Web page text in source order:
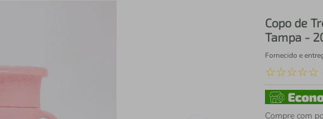
Copo de
Tampa -
Fornecido e
☆☆☆☆☆
Compre com